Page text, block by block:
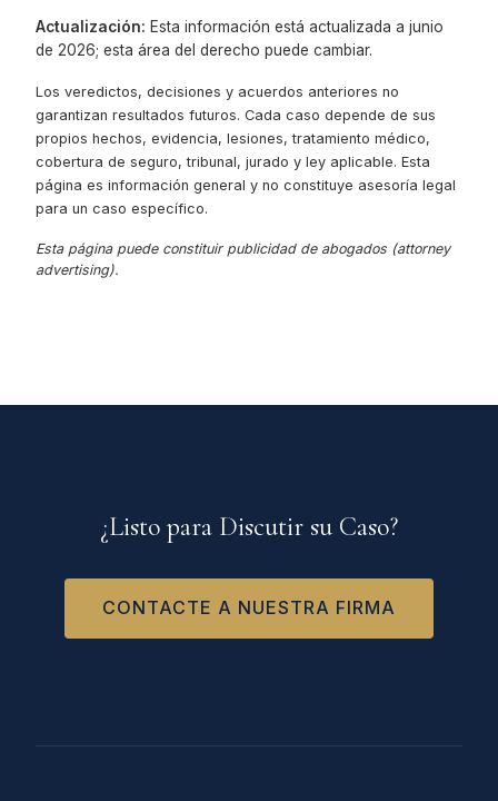
Actualización: Esta información está actualizada a junio
de 2026; esta área del derecho puede cambiar.
Los veredictos, decisiones y acuerdos anteriores no
garantizan resultados futuros. Cada caso depende de sus
propios hechos, evidencia, lesiones, tratamiento médico,
cobertura de seguro, tribunal, jurado y ley aplicable. Esta
página es información general y no constituye asesoría legal
para un caso específico.
Esta página puede constituir publicidad de abogados (attorney
advertising).
¿Listo para Discutir su Caso?
CONTACTE A NUESTRA FIRMA